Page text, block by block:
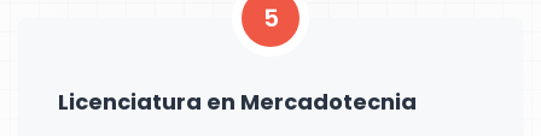
5
Licenciatura en Mercadotecnia